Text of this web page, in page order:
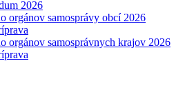
2026
orgánov samosprávy obcí 2026
orgánov samosprávnych krajov 2026